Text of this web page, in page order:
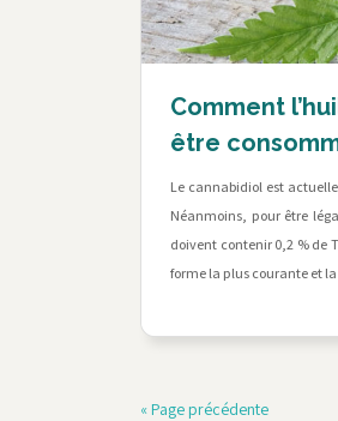
Comment
être
Le cannabidiol est
Néanmoins, pour être
doivent contenir 0,2 % de
forme la plus courante et
« Page précédente